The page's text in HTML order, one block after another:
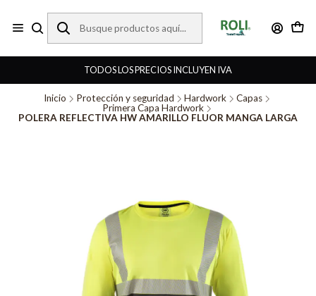
TODOS LOS PRECIOS INCLUYEN IVA
Inicio Protección y seguridad Hardwork
Capas
Primera Capa Hardwork
POLERA REFLECTIVA HW AMARILLO FLUOR MANGA LARGA